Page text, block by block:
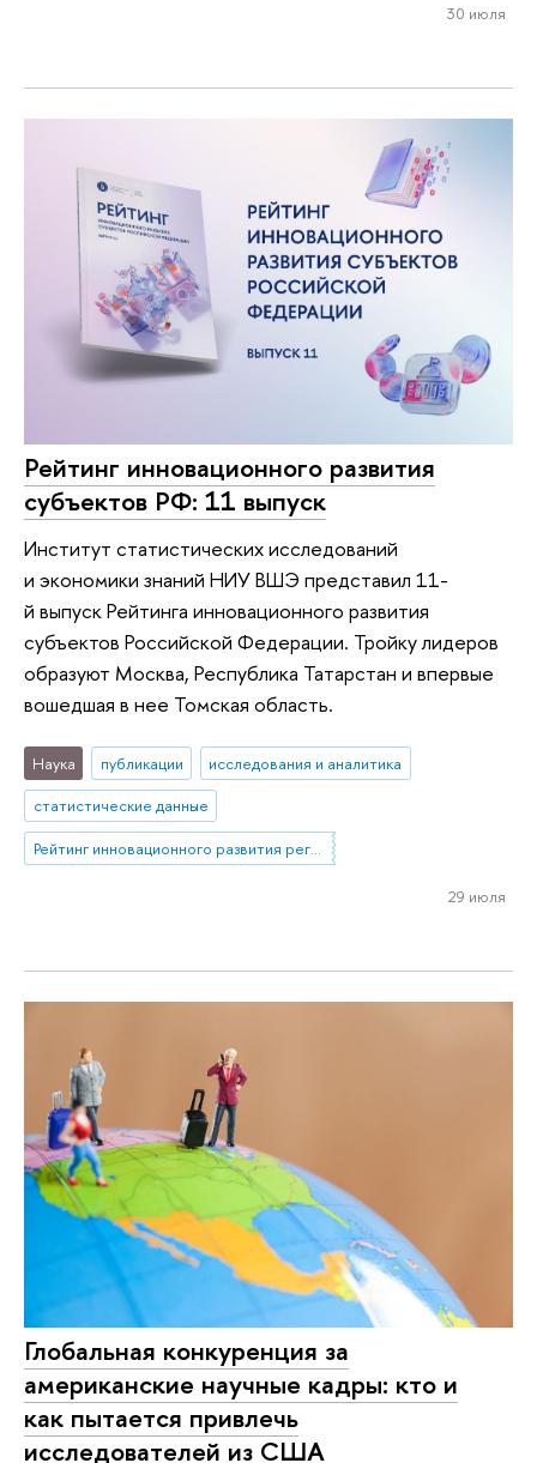
30 июля
Рейтинг инновационного развития
субъектов РФ: 11 выпуск
Институт статистических исследований
и экономики знаний НИУ ВШЭ представил 11-
й выпуск Рейтинга инновационного развития
субъектов Российской Федерации. Тройку лидеров
образуют Москва, Республика Татарстан и впервые
вошедшая в нее Томская область.
Наука публикации
исследования и аналитика
статистические данные
Рейтинг инновационного развития регионов
29 июля
Глобальная конкуренция за
американские научные кадры: кто и
как пытается привлечь
исследователей из США